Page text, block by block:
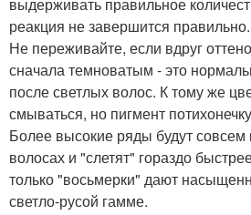
реакция не завершится правильно.
Не переживайте, если вдруг
сначала темноватым - это
после светлых волос. К тому же
смываться, но пигмент
Более высокие ряды будут
волосах и "слетят" гораздо
только "восьмерки" дают
светло-русой гамме.